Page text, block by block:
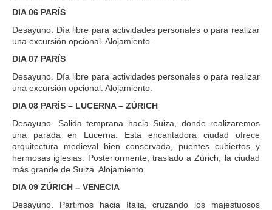
DIA 06 PARÍS
Desayuno. Día libre para actividades personales o para realizar
una excursión opcional. Alojamiento.
DIA 07 PARÍS
Desayuno. Día libre para actividades personales o para realizar
una excursión opcional. Alojamiento.
DIA 08 PARÍS – LUCERNA – ZÚRICH
Desayuno. Salida temprana hacia Suiza, donde realizaremos
una parada en Lucerna. Esta encantadora ciudad ofrece
arquitectura medieval bien conservada, puentes cubiertos y
hermosas iglesias. Posteriormente, traslado a Zúrich, la ciudad
más grande de Suiza. Alojamiento.
DIA 09 ZÚRICH – VENECIA
Desayuno. Partimos hacia Italia, cruzando los majestuosos